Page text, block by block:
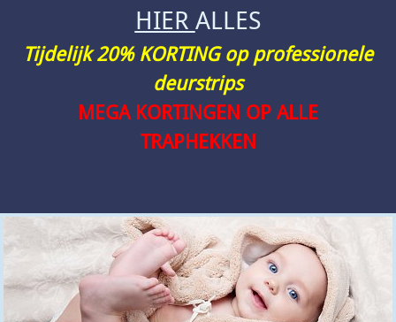
HIER ALLES
Tijdelijk 20% KORTING op professionele
deurstrips
MEGA KORTINGEN OP ALLE
TRAPHEKKEN